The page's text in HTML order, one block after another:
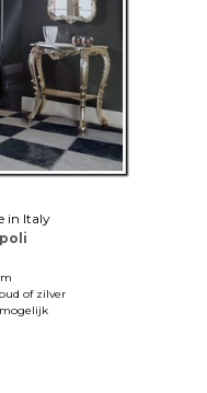
in Italy
of zilver